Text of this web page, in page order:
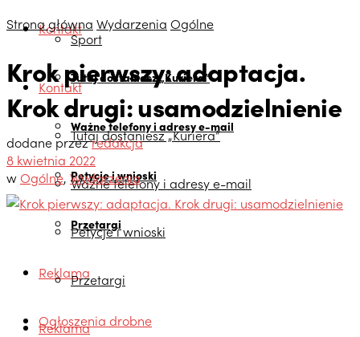
Kontakt
Tutaj dostaniesz „Kuriera”
Ważne telefony i adresy e-mail
Petycje i wnioski
Przetargi
Reklama
Ogłoszenia drobne
Sport
Kontakt
Tutaj dostaniesz „Kuriera”
Ważne telefony i adresy e-mail
Petycje i wnioski
Przetargi
Reklama
Strona główna Wydarzenia Ogólne
Krok pierwszy: adaptacja.
Krok drugi: usamodzielnienie
dodane przezredakcja
8 kwietnia 2022
wOgólne, Wydarzenia